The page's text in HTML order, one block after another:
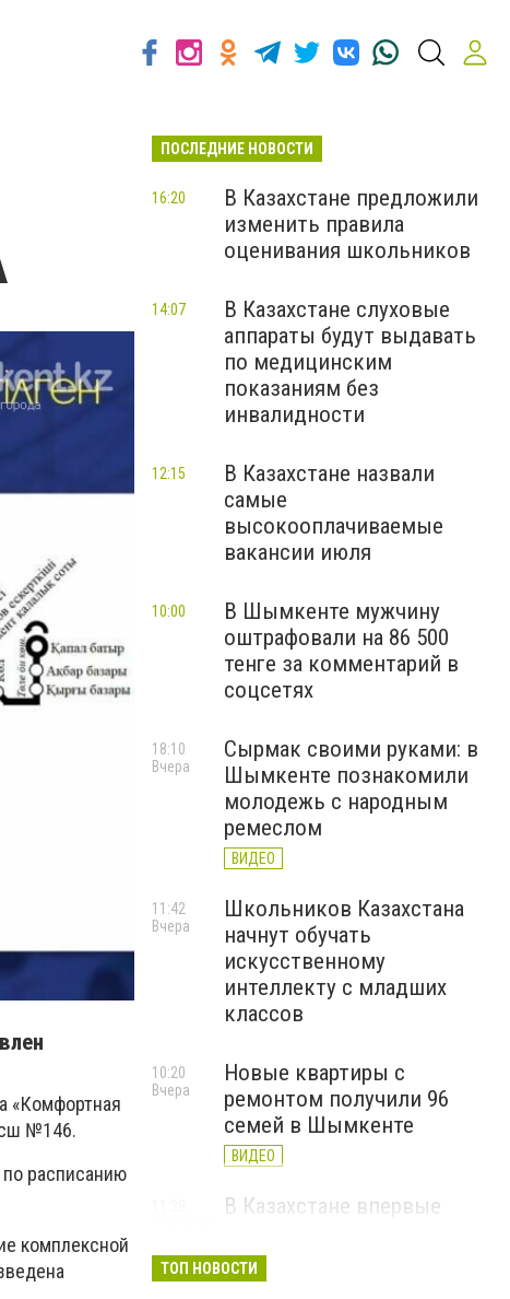
«Комфортная
сш №146.
по расписанию
комплексной
ПОСЛЕДНИЕ НОВОСТИ
В Казахстане предложили
изменить правила
оценивания школьников
16:20
В Казахстане слуховые
аппараты будут выдавать
по медицинским
показаниям без
инвалидности
14:07
В Казахстане назвали
самые
высокооплачиваемые
вакансии июля
12:15
В Шымкенте мужчину
оштрафовали на 86 500
тенге за комментарий в
соцсетях
10:00
Сырмак своими руками: в
Шымкенте познакомили
молодежь с народным
ремеслом
ВИДЕО
18:10
Вчера
Школьников Казахстана
начнут обучать
искусственному
интеллекту с младших
классов
11:42
Вчера
Новые квартиры с
ремонтом получили 96
семей в Шымкенте
ВИДЕО
10:20
Вчера
В Казахстане впервые
природу амурского тигра
ТОП НОВОСТИ